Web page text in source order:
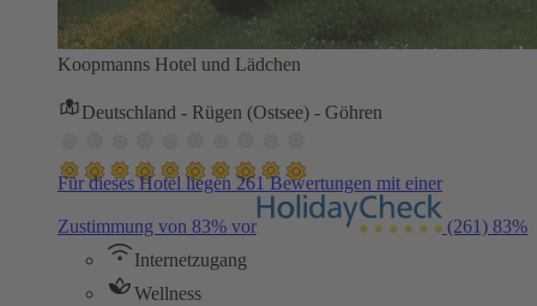
Koopmanns Hotel und Lädchen
Deutschland - Rügen (Ostsee) - Göhren
Für dieses Hotel liegen 261 Bewertungen mit einer
Zustimmung von 83% vor (261) 83%
Internetzugang
Wellness